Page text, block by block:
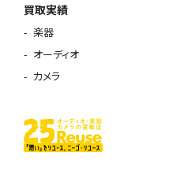
買取実績
楽器
オーディオ
カメラ